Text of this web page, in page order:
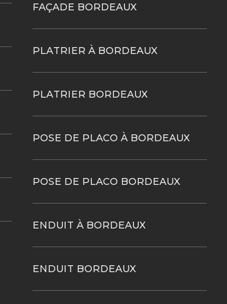
FAÇADE BORDEAUX
PLATRIER À BORDEAUX
PLATRIER BORDEAUX
POSE DE PLACO À BORDEAUX
POSE DE PLACO BORDEAUX
ENDUIT À BORDEAUX
ENDUIT BORDEAUX